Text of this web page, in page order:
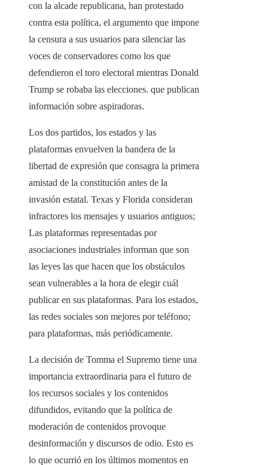
con la alcade republicana, han protestado
contra esta política, el argumento que impone
la censura a sus usuarios para silenciar las
voces de conservadores como los que
defendieron el toro electoral mientras Donald
Trump se robaba las elecciones. que publican
información sobre aspiradoras.
Los dos partidos, los estados y las
plataformas envuelven la bandera de la
libertad de expresión que consagra la primera
amistad de la constitución antes de la
invasión estatal. Texas y Florida consideran
infractores los mensajes y usuarios antiguos;
Las plataformas representadas por
asociaciones industriales informan que son
las leyes las que hacen que los obstáculos
sean vulnerables a la hora de elegir cuál
publicar en sus plataformas. Para los estados,
las redes sociales son mejores por teléfono;
para plataformas, más periódicamente.
La decisión de Tomma el Supremo tiene una
importancia extraordinaria para el futuro de
los recursos sociales y los contenidos
difundidos, evitando que la política de
moderación de contenidos provoque
desinformación y discursos de odio. Esto es
lo que ocurrió en los últimos momentos en